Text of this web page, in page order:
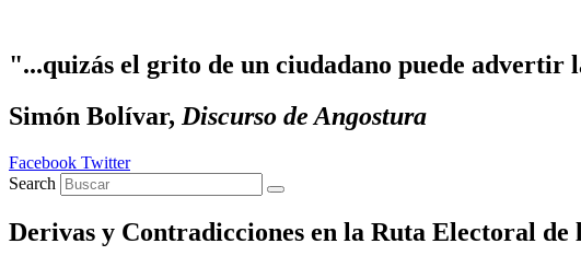
"...quizás el grito de un ciudadano puede advertir
Simón Bolívar, Discurso de Angostura
Facebook Twitter
Search
Derivas y Contradicciones en la Ruta Electoral de